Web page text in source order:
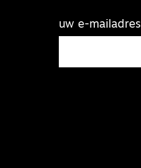
uw e-mailadres